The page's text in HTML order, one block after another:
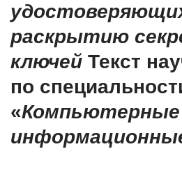
раскрытию
ключей Текст
по
«Компьютерные